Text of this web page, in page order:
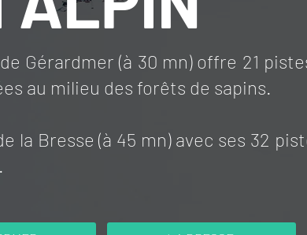
Gérardmer (à 30 mn) offre 21
au milieu des forêts de sapins.
la Bresse (à 45 mn) avec ses 32